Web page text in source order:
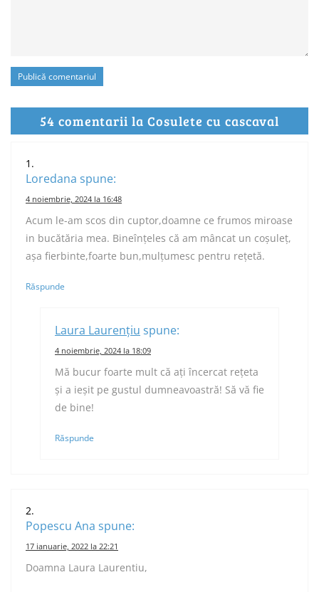
54 comentarii la Cosulete cu cascaval
Loredana spune:
4 noiembrie, 2024 la 16:48
Acum le-am scos din cuptor,doamne ce frumos miroase
in bucătăria mea. Bineînțeles că am mâncat un coșuleț,
așa fierbinte,foarte bun,mulțumesc pentru rețetă.
Răspunde
Laura Laurențiu spune:
4 noiembrie, 2024 la 18:09
Mă bucur foarte mult că ați încercat rețeta
și a ieșit pe gustul dumneavoastră! Să vă fie
de bine!
Răspunde
Popescu Ana spune:
17 ianuarie, 2022 la 22:21
Doamna Laura Laurentiu,